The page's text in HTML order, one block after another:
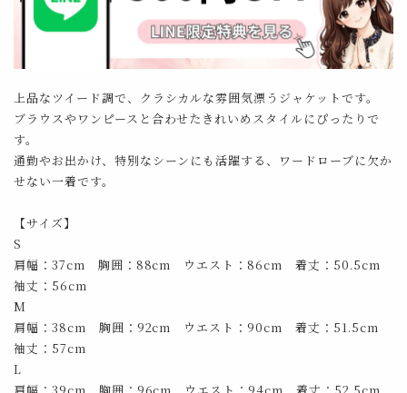
上品なツイード調で、クラシカルな雰囲気漂うジャケットです。
ブラウスやワンピースと合わせたきれいめスタイルにぴったりで
す。
通勤やお出かけ、特別なシーンにも活躍する、ワードローブに欠か
せない一着です。
【サイズ】
S
肩幅：37cm 胸囲：88cm ウエスト：86cm 着丈：50.5cm
袖丈：56cm
M
肩幅：38cm 胸囲：92cm ウエスト：90cm 着丈：51.5cm
袖丈：57cm
L